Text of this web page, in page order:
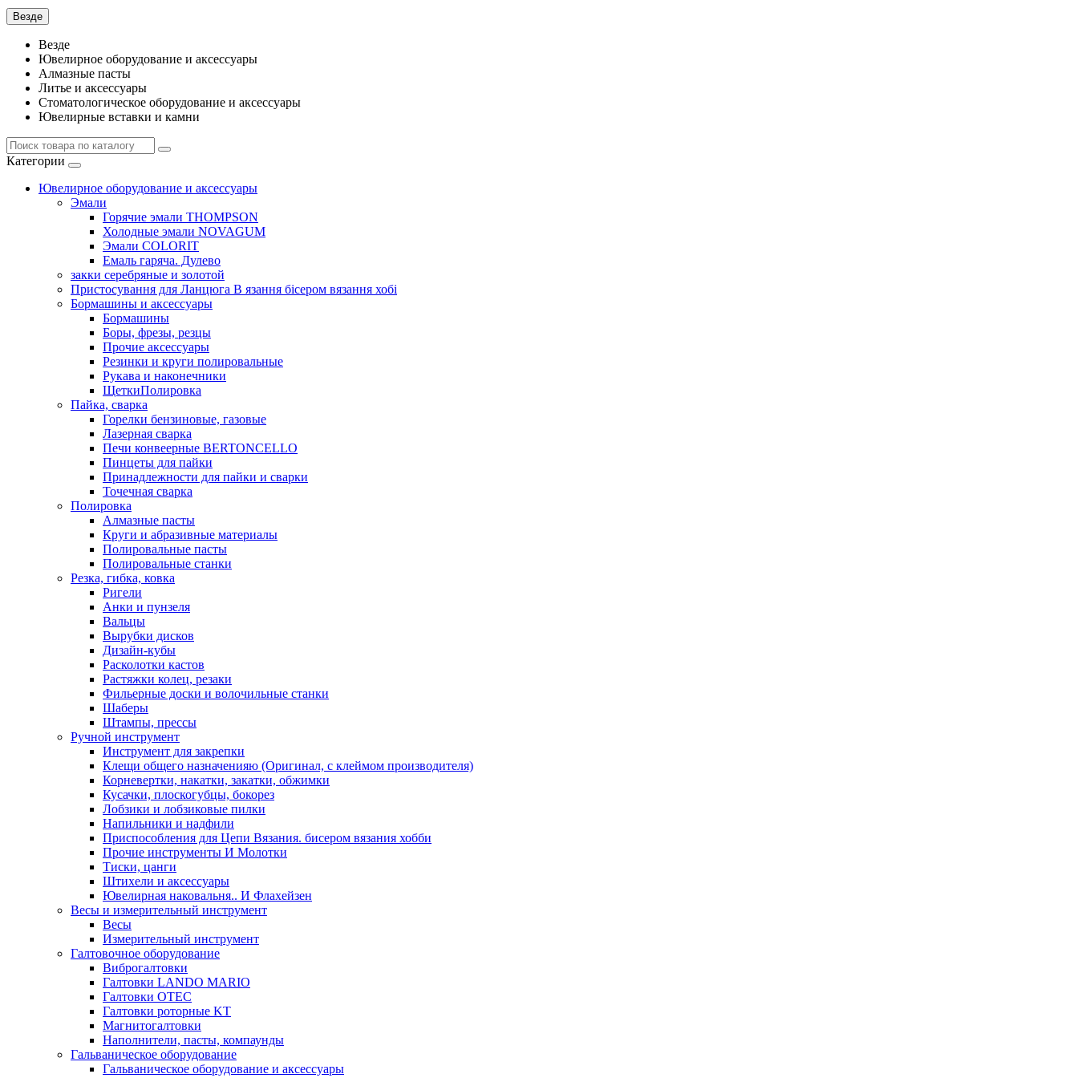
Везде
Везде
Ювелирное оборудование и аксессуары
Алмазные пасты
Литье и аксессуары
Стоматологическое оборудование и аксессуары
Ювелирные вставки и камни
Категории
Ювелирное оборудование и аксессуары
Эмали
Горячие эмали THOMPSON
Холодные эмали NOVAGUM
Эмали COLORIT
Емаль гаряча. Дулево
закки серебряные и золотой
Пристосування для Ланцюга В язання бісером вязання хобі
Бормашины и аксессуары
Бормашины
Боры, фрезы, резцы
Прочие аксессуары
Резинки и круги полировальные
Рукава и наконечники
ЩеткиПолировка
Пайка, сварка
Горелки бензиновые, газовые
Лазерная сварка
Печи конвеерные BERTONCELLO
Пинцеты для пайки
Принадлежности для пайки и сварки
Точечная сварка
Полировка
Алмазные пасты
Круги и абразивные материалы
Полировальные пасты
Полировальные станки
Резка, гибка, ковка
Ригели
Анки и пунзеля
Вальцы
Вырубки дисков
Дизайн-кубы
Расколотки кастов
Растяжки колец, резаки
Фильерные доски и волочильные станки
Шаберы
Штампы, прессы
Ручной инструмент
Инструмент для закрепки
Клещи общего назначенияю (Оригинал, с клеймом производителя)
Корневертки, накатки, закатки, обжимки
Кусачки, плоскогубцы, бокорез
Лобзики и лобзиковые пилки
Напильники и надфили
Приспособления для Цепи Вязания. бисером вязания хобби
Прочие инструменты И Молотки
Тиски, цанги
Штихели и аксессуары
Ювелирная наковальня.. И Флахейзен
Весы и измерительный инструмент
Весы
Измерительный инструмент
Галтовочное оборудование
Виброгалтовки
Галтовки LANDO MARIO
Галтовки OTEC
Галтовки роторные KT
Магнитогалтовки
Наполнители, пасты, компаунды
Гальваническое оборудование
Гальваническое оборудование и аксессуары